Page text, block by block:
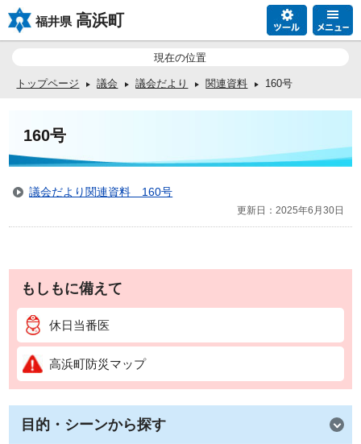
福井県 高浜町
現在の位置
トップページ 議会 議会だより 関連資料 160号
160号
議会だより関連資料 160号
更新日：2025年6月30日
もしもに備えて
休日当番医
高浜町防災マップ
目的・シーンから探す